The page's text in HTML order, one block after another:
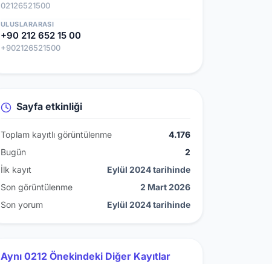
02126521500
ULUSLARARASI
+90 212 652 15 00
+902126521500
Sayfa etkinliği
Toplam kayıtlı görüntülenme
4.176
Bugün
2
İlk kayıt
Eylül 2024 tarihinde
Son görüntülenme
2 Mart 2026
Son yorum
Eylül 2024 tarihinde
Aynı 0212 Önekindeki Diğer Kayıtlar